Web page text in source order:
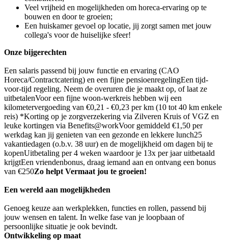
Veel vrijheid en mogelijkheden om horeca-ervaring op te
bouwen en door te groeien;
Een huiskamer gevoel op locatie, jij zorgt samen met jouw
collega's voor de huiselijke sfeer!
Onze bijgerechten
Een salaris passend bij jouw functie en ervaring (CAO
Horeca/Contractcatering) en een fijne pensioenregelingEen tijd-
voor-tijd regeling. Neem de overuren die je maakt op, of laat ze
uitbetalenVoor een fijne woon-werkreis hebben wij een
kilometervergoeding van €0,21 - €0,23 per km (10 tot 40 km enkele
reis) *Korting op je zorgverzekering via Zilveren Kruis of VGZ en
leuke kortingen via Benefits@workVoor gemiddeld €1,50 per
werkdag kan jij genieten van een gezonde en lekkere lunch25
vakantiedagen (o.b.v. 38 uur) en de mogelijkheid om dagen bij te
kopenUitbetaling per 4 weken waardoor je 13x per jaar uitbetaald
krijgtEen vriendenbonus, draag iemand aan en ontvang een bonus
van €250Zo helpt Vermaat jou te groeien!
Een wereld aan mogelijkheden
Genoeg keuze aan werkplekken, functies en rollen, passend bij
jouw wensen en talent. In welke fase van je loopbaan of
persoonlijke situatie je ook bevindt.
Ontwikkeling op maat